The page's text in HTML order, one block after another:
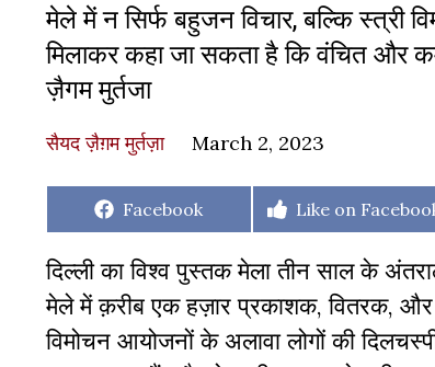
मेले में न सिर्फ बहुजन विचार, बल्कि स्त्री
मिलाकर कहा जा सकता है कि वंचित और
ज़ैगम मुर्तजा
सैयद ज़ैग़म मुर्तज़ा March 2, 2023
Share
Facebook
Share
Like on
दिल्ली का विश्व पुस्तक मेला तीन साल के
मेले में क़रीब एक हज़ार प्रकाशक, वितरक, और
विमोचन आयोजनों के अलावा लोगों की